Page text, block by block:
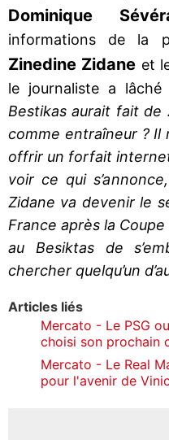
Dominique
informations de la
Zinedine Zidane et
le journaliste a
Bestikas aurait fait de
comme entraîneur ? Il
offrir un forfait
voir ce qui
Zidane va devenir le
France après la
au Besiktas de
chercher quelqu’un
Articles liés
Mercato - Le PSG
choisi son prochain
Mercato - Le Real
pour l'avenir de